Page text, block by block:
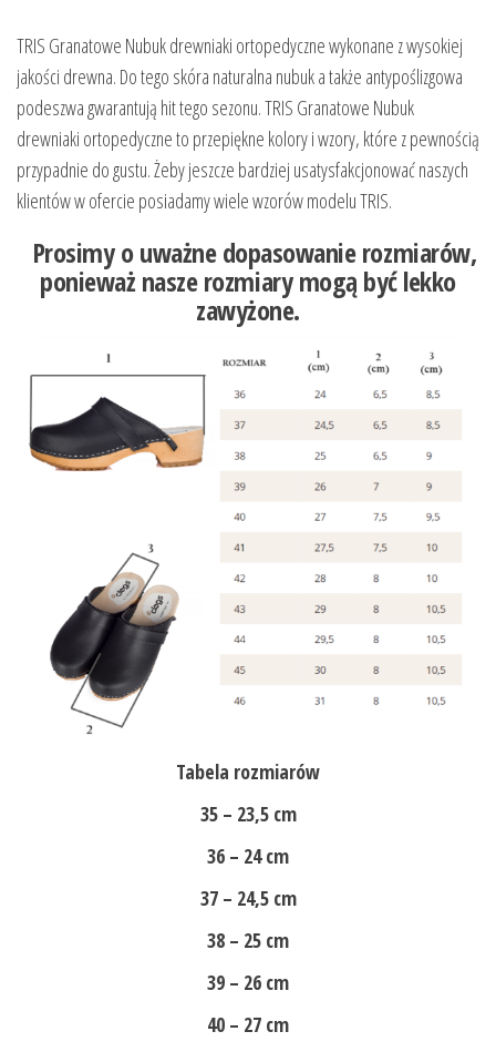
TRIS Granatowe Nubuk drewniaki ortopedyczne wykonane z wysokiej
jakości drewna. Do tego skóra naturalna nubuk a także antypoślizgowa
podeszwa gwarantują hit tego sezonu. TRIS Granatowe Nubuk
drewniaki ortopedyczne to przepiękne kolory i wzory, które z pewnością
przypadnie do gustu. Żeby jeszcze bardziej usatysfakcjonować naszych
klientów w ofercie posiadamy wiele wzorów modelu TRIS.
Prosimy o uważne dopasowanie rozmiarów,
ponieważ nasze rozmiary mogą być lekko
zawyżone.
Tabela rozmiarów
35 – 23,5 cm
36 – 24 cm
37 – 24,5 cm
38 – 25 cm
39 – 26 cm
40 – 27 cm